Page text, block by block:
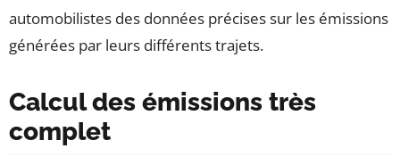
automobilistes des données précises sur les émissions
générées par leurs différents trajets.
Calcul des émissions très
complet